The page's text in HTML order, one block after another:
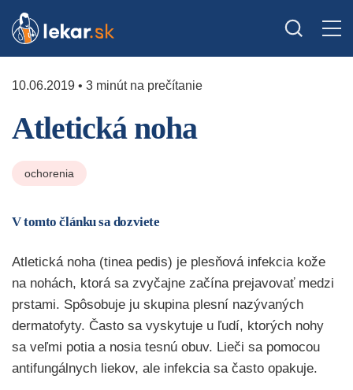
10.06.2019 • 3 minút na prečítanie
Atletická noha
ochorenia
V tomto článku sa dozviete
Atletická noha (tinea pedis) je plesňová infekcia kože
na nohách, ktorá sa zvyčajne začína prejavovať medzi
prstami. Spôsobuje ju skupina plesní nazývaných
dermatofyty. Často sa vyskytuje u ľudí, ktorých nohy
sa veľmi potia a nosia tesnú obuv. Lieči sa pomocou
antifungálnych liekov, ale infekcia sa často opakuje.